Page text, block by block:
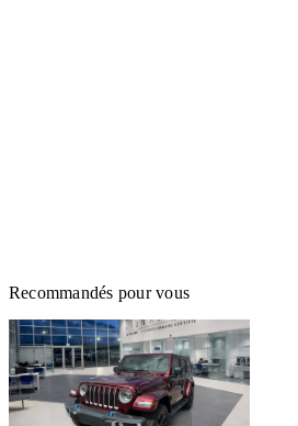
Recommandés pour vous